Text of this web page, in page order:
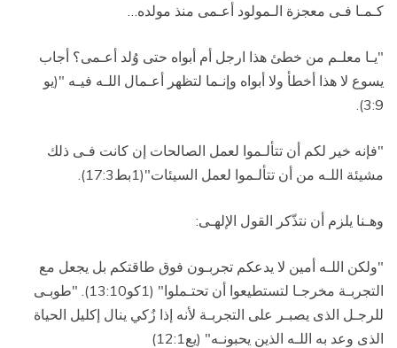
كـمـا فـى معجزة الـمولود أعـمى منذ مولده…
"يـا معلـم من خطئ هذا ارجل أم أبواه حتى وُلد أعـمى؟ أجاب
يسوع لا هذا أخطأ ولا أبواه وإنـما لتظهر أعـمال اللـه فيـه "(يو
3:9).
"فإنه خير لكم أن تتألـموا لعمل الصالحات إن كانت فـى ذلك
مشيئة اللـه من أن تتألـموا لعمل السيئات"(1بط17:3).
وهـنا يلزم أن نتذّكر القول الإلهـى:
"ولكن اللـه أمين لا يدعكم تجربـون فوق طاقتكم بل يجعل مع
التجربـة مخرجـا لتستطيعوا أن تحتـملوا" (1كو13:10). "طوبـى
للرجـل الذى يصبـر على التجربـة لأنه إذا زُكي ينال إكليل الحياة
الذى وعد به اللـه الذين يحبونـه" (يع12:1)